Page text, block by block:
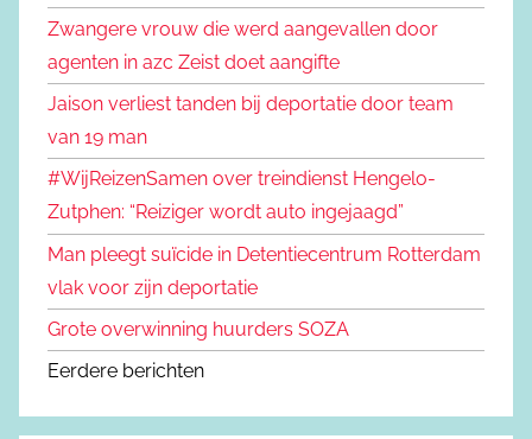
Zwangere vrouw die werd aangevallen door
agenten in azc Zeist doet aangifte
Jaison verliest tanden bij deportatie door team
van 19 man
#WijReizenSamen over treindienst Hengelo-
Zutphen: “Reiziger wordt auto ingejaagd”
Man pleegt suïcide in Detentiecentrum Rotterdam
vlak voor zijn deportatie
Grote overwinning huurders SOZA
Eerdere berichten